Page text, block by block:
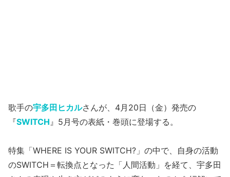
歌手の宇多田ヒカルさんが、4月20日（金）発売の
『SWITCH』5月号の表紙・巻頭に登場する。
特集「WHERE IS YOUR SWITCH?」の中で、自身の活動
のSWITCH＝転換点となった「人間活動」を経て、宇多田